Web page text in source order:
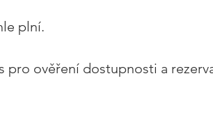
plní.
pro ověření dostupnosti a